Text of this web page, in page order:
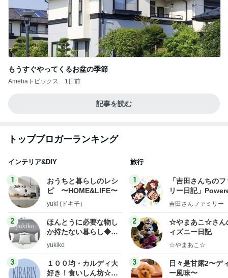
もうすぐやってくるお盆の季節
Amebaトピックス 1日前
記事を読む
トップブロガーランキング
インテリア&DIY
1
おうちと暮らしのレシ
ピ 〜HOME&LIFE〜
yuki (ドキ子）
2
ほんとうに必要な物し
か持たない暮らし◆Ke
ep Life Simple◆〜イ
yukiko
3
１００均・カルディ大
好き！食いしん坊☆き
旅行
1
「吉田さんちの
リー日記」
y Ameba 吉田さ
ログ
吉田さんファミリー
2
☆やまあこ☆さん
ィズニー日記
☆やまあこ☆
3
日々是甘露2〜デ
ー風味〜